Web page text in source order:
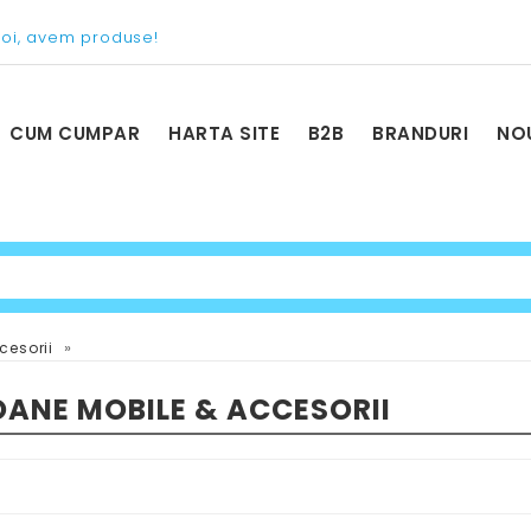
avem produse!
CUM CUMPAR HARTA SITE B2B BRANDURI
»
MOBILE & ACCESORII